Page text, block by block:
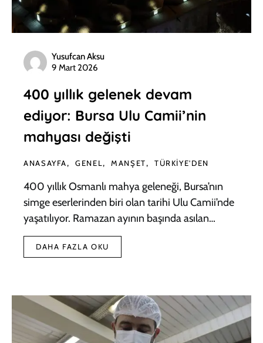
Yusufcan Aksu
9 Mart 2026
400 yıllık gelenek devam
ediyor: Bursa Ulu Camii’nin
mahyası değişti
ANASAYFA GENEL MANŞET TÜRKIYE'DEN
400 yıllık Osmanlı mahya geleneği, Bursa’nın
simge eserlerinden biri olan tarihi Ulu Camii’nde
yaşatılıyor. Ramazan ayının başında asılan…
DAHA FAZLA OKU